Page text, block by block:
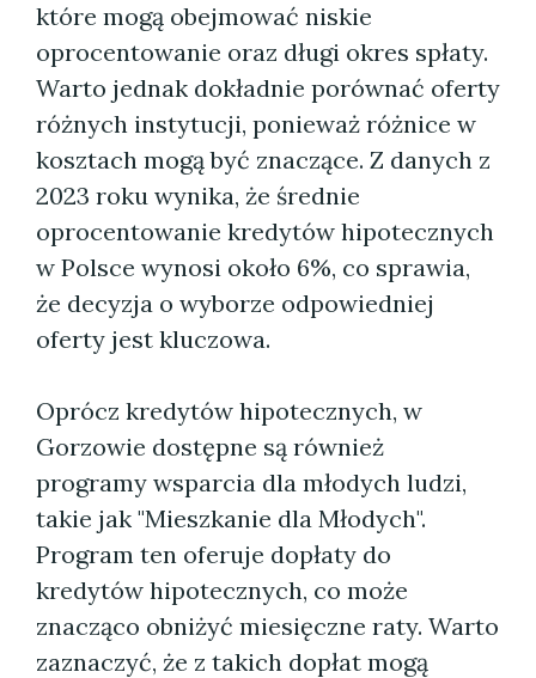
które mogą obejmować niskie
oprocentowanie oraz długi okres spłaty.
Warto jednak dokładnie porównać oferty
różnych instytucji, ponieważ różnice w
kosztach mogą być znaczące. Z danych z
2023 roku wynika, że średnie
oprocentowanie kredytów hipotecznych
w Polsce wynosi około 6%, co sprawia,
że decyzja o wyborze odpowiedniej
oferty jest kluczowa.
Oprócz kredytów hipotecznych, w
Gorzowie dostępne są również
programy wsparcia dla młodych ludzi,
takie jak "Mieszkanie dla Młodych".
Program ten oferuje dopłaty do
kredytów hipotecznych, co może
znacząco obniżyć miesięczne raty. Warto
zaznaczyć, że z takich dopłat mogą